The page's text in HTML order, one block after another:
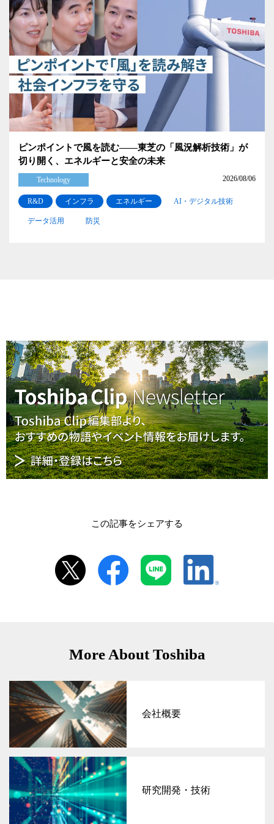
ピンポイントで風を読む――東芝の「風況解析技術」が
切り開く、エネルギーと安全の未来
2026/08/06
Technology
R&D インフラ エネルギー AI・デジタル技術
データ活用 防災
この記事をシェアする
More About Toshiba
会社概要
研究開発・技術